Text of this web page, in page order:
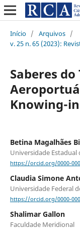
Início / Arquivos /
v. 25 n. 65 (2023):
Saberes
Knowing-
Betina Magalhães
Universidade Estadual
https://orcid.org/0000-
Claudia Simone
Universidade Federal
https://orcid.org/0000-
Shalimar Gallon
Faculdade Meridional